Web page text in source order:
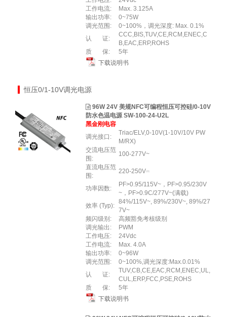
工作电流:
Max. 3.125A
输出功率:
0~75W
调光范围:
0~100%，调光深度: Max. 0.1%
认 证:
CCC,BIS,TUV,CE,RCM,ENEC,C
B,EAC,ERP,ROHS
质 保:
5年
下载说明书
恒压0/1-10V调光电源
96W 24V 美规NFC可编程恒压可控硅/0-10V
防水色温电源 SW-100-24-U2L
黑金刚电容
调光接口:
Triac/ELV,0-10V(1-10V/10V PW
M/RX)
交流电压范
围:
100-277V~
直流电压范
围:
220-250V⎓
功率因数:
PF>0.95/115V~，PF>0.95/230V
~，PF>0.9C/277V~(满载)
效率 (Typ):
84%/115V~, 89%/230V~, 89%/27
7V~
频闪级别:
高频豁免考核级别
调光输出:
PWM
工作电压:
24Vdc
工作电流:
Max. 4.0A
输出功率:
0~96W
调光范围:
0~100%,调光深度:Max.0.01%
认 证:
TUV,CB,CE,EAC,RCM,ENEC,UL,
CUL,ERP,FCC,PSE,ROHS
质 保:
5年
下载说明书